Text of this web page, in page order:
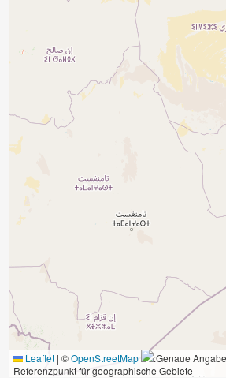
Leaflet | ©OpenStreetMap :Genaue
Referenzpunkt für geographische Gebiete